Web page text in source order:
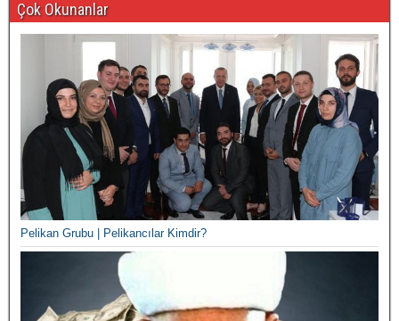
Çok Okunanlar
Pelikan Grubu | Pelikancılar Kimdir?